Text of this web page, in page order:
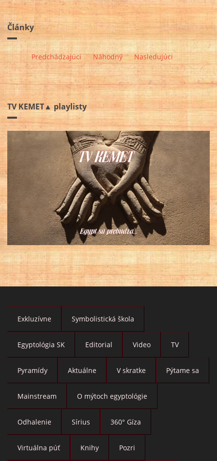
Články
Predchádzajúci Náhodný Nasledujúci
TV KEMET▲ playlisty
Exkluzívne Symbolistická škola
Egyptológia SK Editorial Video TV
Pyramídy Aktuálne V skratke Pýtame sa
Mainstream O mýtoch egyptológie
Odhalenie Sírius 360° Gíza
Virtuálna púť Knihy Pozri